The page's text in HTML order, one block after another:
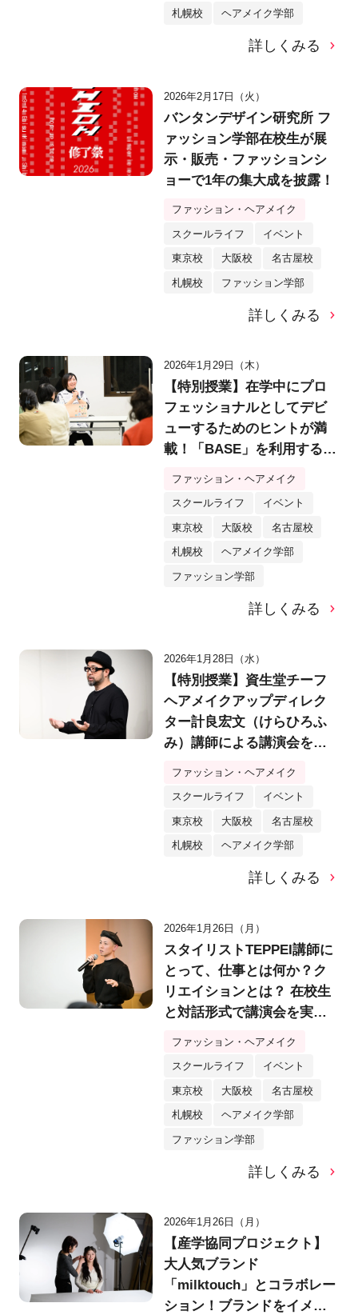
札幌校 ヘアメイク学部
詳しくみる
2026年2月17日（火）
バンタンデザイン研究所 フ
ァッション学部在校生が展
示・販売・ファッションシ
ョーで1年の集大成を披露！
ファッション・ヘアメイク
スクールライフ イベント
東京校 大阪校 名古屋校
札幌校 ファッション学部
詳しくみる
2026年1月29日（木）
【特別授業】在学中にプロ
フェッショナルとしてデビ
ューするためのヒントが満
載！「BASE」を利用するク
ファッション・ヘアメイク
スクールライフ イベント
東京校 大阪校 名古屋校
札幌校 ヘアメイク学部
ファッション学部
詳しくみる
2026年1月28日（水）
【特別授業】資生堂チーフ
ヘアメイクアップディレク
ター計良宏文（けらひろふ
み）講師による講演会を実
ファッション・ヘアメイク
スクールライフ イベント
東京校 大阪校 名古屋校
札幌校 ヘアメイク学部
詳しくみる
2026年1月26日（月）
スタイリストTEPPEI講師に
とって、仕事とは何か？ク
リエイションとは？ 在校生
と対話形式で講演会を実
ファッション・ヘアメイク
スクールライフ イベント
東京校 大阪校 名古屋校
札幌校 ヘアメイク学部
ファッション学部
詳しくみる
2026年1月26日（月）
【産学協同プロジェクト】
大人気ブランド
「milktouch」とコラボレー
ション！ブランドをイメー